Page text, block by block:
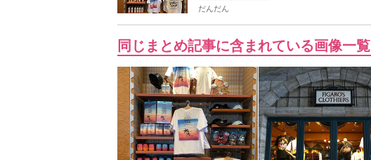
だんだん
同じまとめ記事に含まれている画像一覧